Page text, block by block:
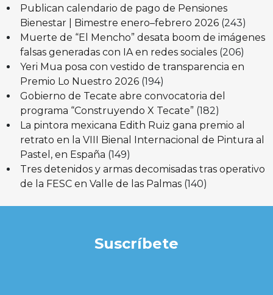
Publican calendario de pago de Pensiones
Bienestar | Bimestre enero–febrero 2026 (243)
Muerte de “El Mencho” desata boom de imágenes
falsas generadas con IA en redes sociales (206)
Yeri Mua posa con vestido de transparencia en
Premio Lo Nuestro 2026 (194)
Gobierno de Tecate abre convocatoria del
programa “Construyendo X Tecate” (182)
La pintora mexicana Edith Ruiz gana premio al
retrato en la VIII Bienal Internacional de Pintura al
Pastel, en España (149)
Tres detenidos y armas decomisadas tras operativo
de la FESC en Valle de las Palmas (140)
Suscríbete